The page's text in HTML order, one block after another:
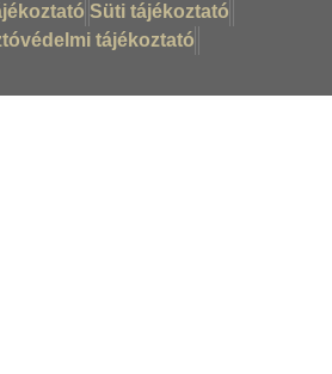
Süti tájékoztató
tájékoztató